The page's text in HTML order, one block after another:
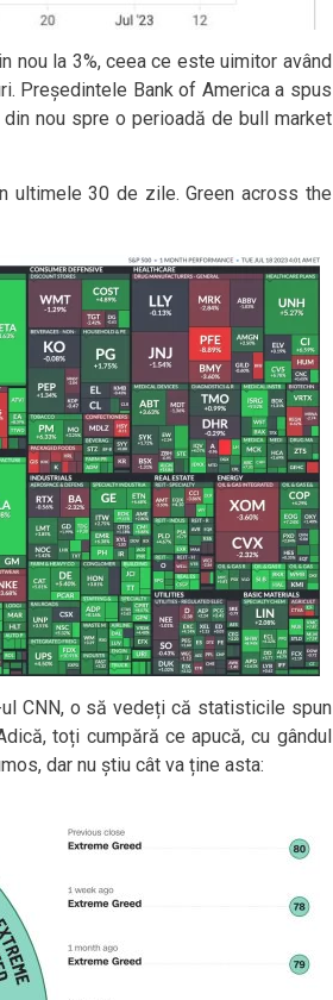
nou la 3%, ceea ce este uimitor având
Președintele Bank of America a spus
nou spre o perioadă de bull market
ultimele 30 de zile. Green across the
CNN, o să vedeți că statisticile spun
toți cumpără ce apucă, cu gândul
dar nu știu cât va ține asta: